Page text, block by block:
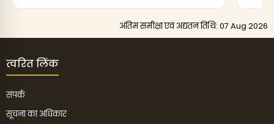
अंतिम समीक्षा एवं अद्यतन तिथि: 07 Aug 2026
त्वरित लिंक
संपर्क
सूचना का अधिकार